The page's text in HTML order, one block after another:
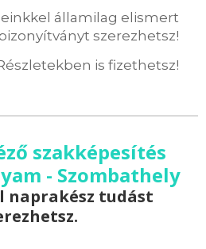
államilag elismert
szerezhetsz!
is fizethetsz!
szakképesítés
- Szombathely
naprakész tudást